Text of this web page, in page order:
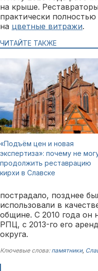
на крыше. Реставраторы
практически
на цветные витражи.
ЧИТАЙТЕ ТАКЖЕ
«Подъём цен и новая
экспертиза»: почему не
продолжить реставрацию
кирхи в Славске
пострадало, позднее
использовали в
общине. С 2010 года он
РПЦ, с 2013-го его
округа.
Ключевые слова: памятники,